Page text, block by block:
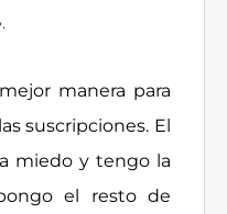
manera para
suscripciones. El
miedo y tengo la
el resto de